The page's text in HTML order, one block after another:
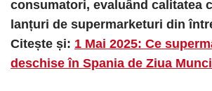
consumatori, evaluând calitatea
lanțuri de supermarketuri din
Citește și: 1 Mai 2025: Ce
deschise în Spania de Ziua